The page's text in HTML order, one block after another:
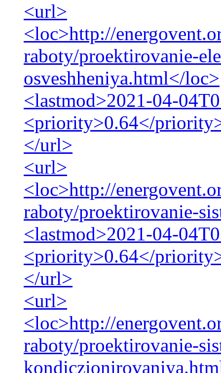
<url>
<loc>http://
raboty/proektirovanie-
osveshheniya.html</loc>
<lastmod>2021-04-
<priority>0.64</
</url>
<url>
<loc>http://
raboty/proektirovanie-
<lastmod>2021-04-
<priority>0.64</
</url>
<url>
<loc>http://
raboty/proektirovanie-